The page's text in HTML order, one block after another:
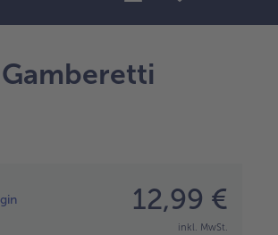
12,99 €
inkl. MwSt.